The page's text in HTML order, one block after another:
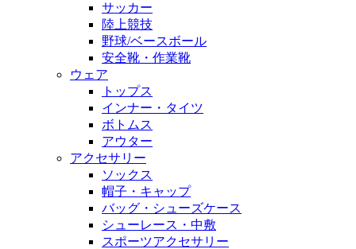
サッカー
陸上競技
野球/ベースボール
安全靴・作業靴
ウェア
トップス
インナー・タイツ
ボトムス
アウター
アクセサリー
ソックス
帽子・キャップ
バッグ・シューズケース
シューレース・中敷
スポーツアクセサリー